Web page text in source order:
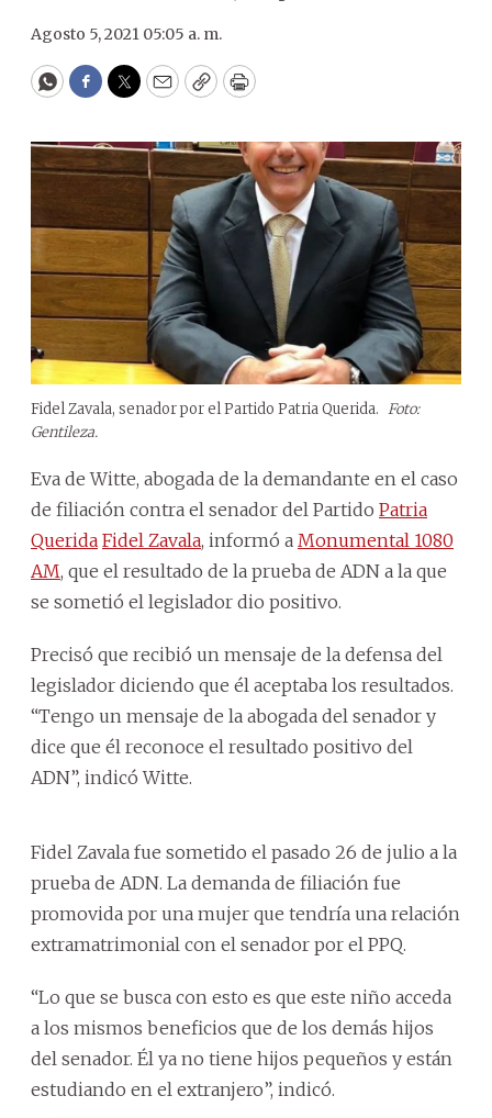
Agosto 5, 2021 05:05 a. m.
WhatsApp
Facebook
Twitter
EmailCopyPrint
Fidel Zavala, senador por el Partido Patria Querida. Foto:
Gentileza.
Eva de Witte, abogada de la demandante en el caso
de filiación contra el senador del Partido Patria
Querida Fidel Zavala, informó a Monumental 1080
AM, que el resultado de la prueba de ADN a la que
se sometió el legislador dio positivo.
Precisó que recibió un mensaje de la defensa del
legislador diciendo que él aceptaba los resultados.
“Tengo un mensaje de la abogada del senador y
dice que él reconoce el resultado positivo del
ADN”, indicó Witte.
Fidel Zavala fue sometido el pasado 26 de julio a la
prueba de ADN. La demanda de filiación fue
promovida por una mujer que tendría una relación
extramatrimonial con el senador por el PPQ.
“Lo que se busca con esto es que este niño acceda
a los mismos beneficios que de los demás hijos
del senador. Él ya no tiene hijos pequeños y están
estudiando en el extranjero”, indicó.